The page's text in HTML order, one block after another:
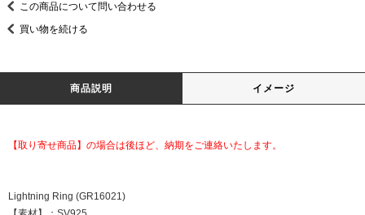
この商品について問い合わせる
買い物を続ける
商品説明 イメージ
【取り寄せ商品】の場合は後ほど、納期をご連絡いたします。
Lightning Ring (GR16021)